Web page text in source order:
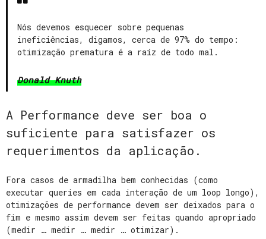
Nós devemos esquecer sobre pequenas
ineficiências, digamos, cerca de 97% do tempo:
otimização prematura é a raíz de todo mal.
Donald Knuth
A Performance deve ser boa o
suficiente para satisfazer os
requerimentos da aplicação.
Fora casos de armadilha bem conhecidas (como
executar queries em cada interação de um loop longo),
otimizações de performance devem ser deixados para o
fim e mesmo assim devem ser feitas quando apropriado
(medir … medir … medir … otimizar).